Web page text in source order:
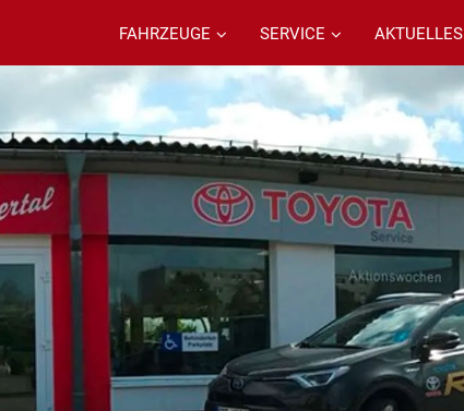
FAHRZEUGE SERVICE AKTUELLES